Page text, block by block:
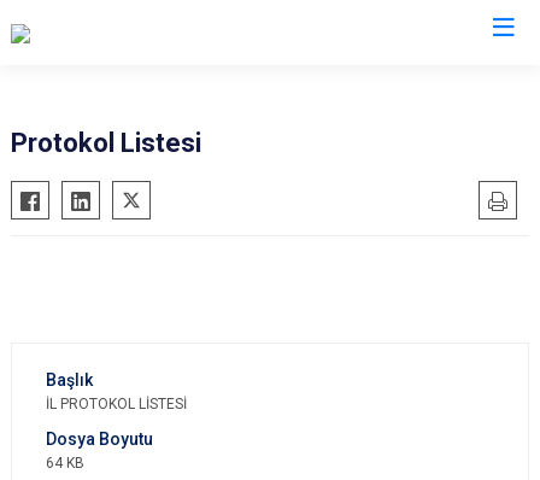
Protokol Listesi
İL PROTOKOL LİSTESİ
64 KB